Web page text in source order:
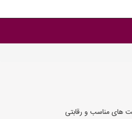
های مناسب و رقابتی